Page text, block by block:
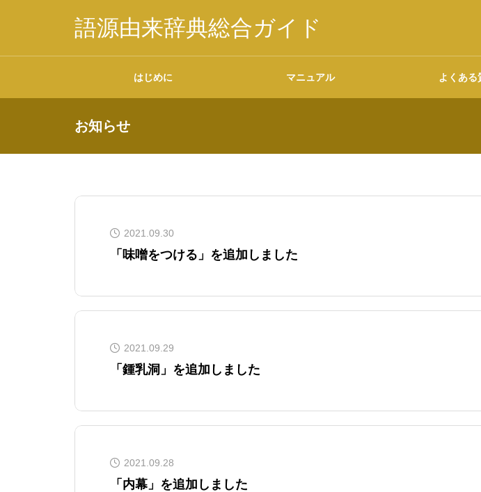
語源由来辞典総合ガイド
はじめに マニュアル よくある
掲載内容について 語源・
データの二次利用につ
お知らせ
2021.09.30
「味噌をつける」を追加しました
2021.09.29
「鍾乳洞」を追加しました
2021.09.28
「内幕」を追加しました